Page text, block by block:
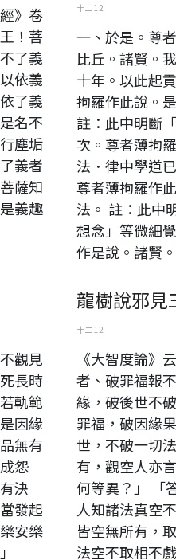
》卷
！菩
了義
依義
了義
名不
塵垢
義者
薩知
義趣
十二 12
一、於是。尊
比丘。諸賢。
十年。以此起
拘羅作此說。
註：此中明斷
次。尊者薄拘
法．律中學道
尊者薄拘羅作
法。 註：此中
想念」等微細
作是說。諸賢
觀見
長時
軌範
因緣
無有
怨
決
發起
安樂
龍樹說邪見
十二 12
《大智度論》
者、破罪福報
緣，破後世不
罪福，破因緣
世，不破一切
有，觀空人亦
何等異？」 「
人知諸法真空
皆空無所有，
法空不取相不